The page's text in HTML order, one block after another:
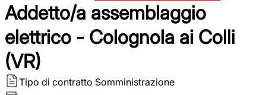
Addetto/a assemblaggio
elettrico - Colognola ai Colli
(VR)
Tipo di contratto Somministrazione